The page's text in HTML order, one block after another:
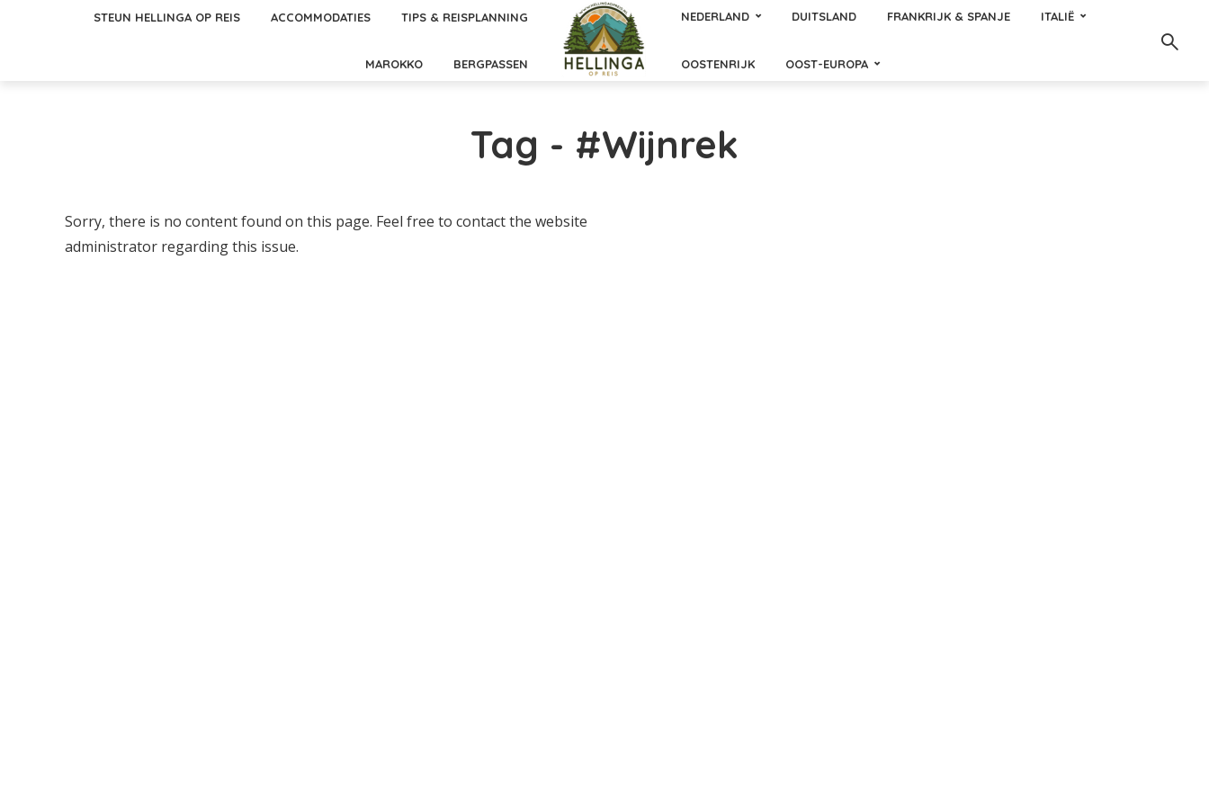
STEUN HELLINGA OP REIS ACCOMMODATIES TIPS & REISPLANNING
MAROKKO BERGPASSEN
NEDERLAND DUITSLAND FRANKRIJK & SPANJE ITALIË
OOSTENRIJK OOST-EUROPA
Tag - #Wijnrek
Sorry, there is no content found on this page. Feel free to contact the website
administrator regarding this issue.